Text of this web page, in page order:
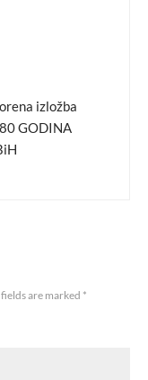
izložba
GODINA
are marked *